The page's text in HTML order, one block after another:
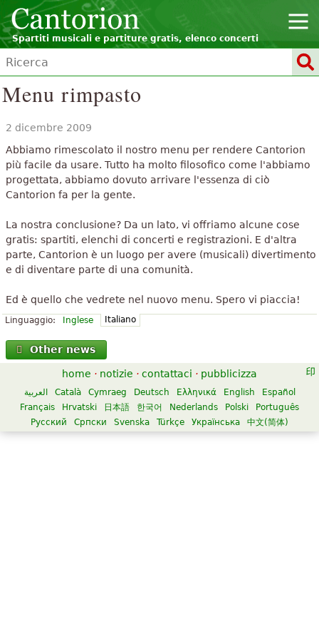
Spartiti musicali e partiture gratis, elenco concerti
Menu rimpasto
2 dicembre 2009
Abbiamo rimescolato il nostro menu per rendere Cantorion
più facile da usare. Tutto ha molto filosofico come l'abbiamo
progettata, abbiamo dovuto arrivare l'essenza di ciò
Cantorion fa per la gente.
La nostra conclusione? Da un lato, vi offriamo alcune cose
gratis: spartiti, elenchi di concerti e registrazioni. E d'altra
parte, Cantorion è un luogo per avere (musicali) divertimento
e di diventare parte di una comunità.
Ed è quello che vedrete nel nuovo menu. Spero vi piaccia!
Linguaggio: Inglese Italiano
Other news
home · notizie · contattaci · pubblicizza
العربية Català Cymraeg Deutsch Ελληνικά English
Español
Français
Hrvatski 日本語 한국어 Nederlands Polski
Português
Русский
Српски Svenska Türkçe Українська 中文(简体)